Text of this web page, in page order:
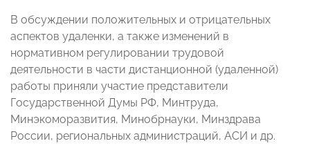
В обсуждении положительных и отрицательных
аспектов удаленки, а также изменений в
нормативном регулировании трудовой
деятельности в части дистанционной (удаленной)
работы приняли участие представители
Государственной Думы РФ, Минтруда,
Минэкоморазвития, Минобрнауки, Минздрава
России, региональных администраций, АСИ и др.